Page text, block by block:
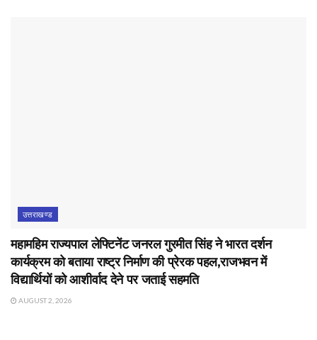
उत्तराखण्ड
महामहिम राज्यपाल लेफ्टिनेंट जनरल गुरमीत सिंह ने भारत दर्शन
कार्यक्रम को बताया राष्ट्र निर्माण की प्रेरक पहल,राजभवन में
विद्यार्थियों को आशीर्वाद देने पर जताई सहमति
AUGUST 2, 2026